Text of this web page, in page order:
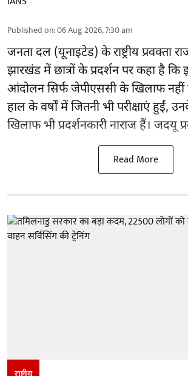
Published on:06 Aug 2026, 7:30 am
जनता दल (यूनाइटेड) के राष्ट्रीय प्रवक्ता
झारखंड में छात्रों के प्रदर्शन पर कहा है
आंदोलन सिर्फजेपीएससीके खिलाफ नहीं
हाल के वर्षों में जितनी भी परीक्षाएं हुईं,
खिलाफ भी प्रदर्शनकारी नाराज हैं। जदयू
Read More